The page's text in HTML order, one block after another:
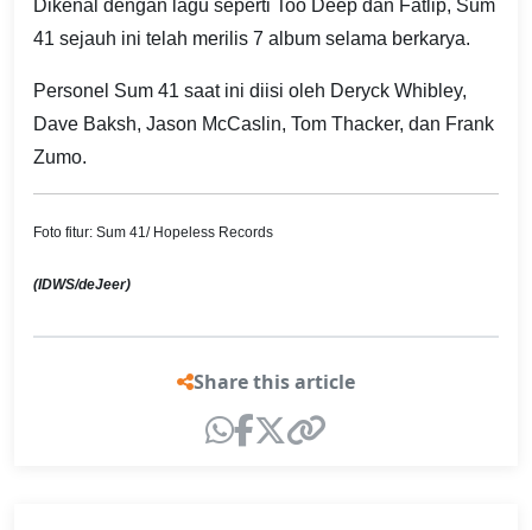
Dikenal dengan lagu seperti Too Deep dan Fatlip, Sum
41 sejauh ini telah merilis 7 album selama berkarya.
Personel Sum 41 saat ini diisi oleh Deryck Whibley,
Dave Baksh, Jason McCaslin, Tom Thacker, dan Frank
Zumo.
Foto fitur: Sum 41/ Hopeless Records
(IDWS/deJeer)
Share this article